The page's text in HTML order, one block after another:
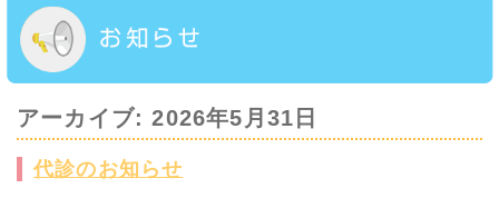
アーカイブ: 2026年5月31日
代診のお知らせ